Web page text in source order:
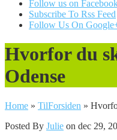
Follow us on
Subscribe To Rss Feed
Follow Us On
Hvorfor du
Odense
Home » TilForsiden »
Posted By Julie on dec 29,